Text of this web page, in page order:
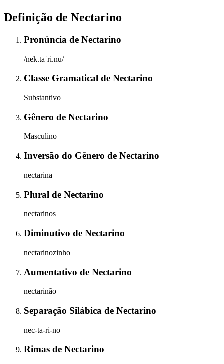
Definição de Nectarino
Pronúncia de Nectarino
/nek.taˈɾi.nu/
Classe Gramatical de Nectarino
Substantivo
Gênero de Nectarino
Masculino
Inversão do Gênero de Nectarino
nectarina
Plural de Nectarino
nectarinos
Diminutivo de Nectarino
nectarinozinho
Aumentativo de Nectarino
nectarinão
Separação Silábica de Nectarino
nec-ta-ri-no
Rimas de Nectarino